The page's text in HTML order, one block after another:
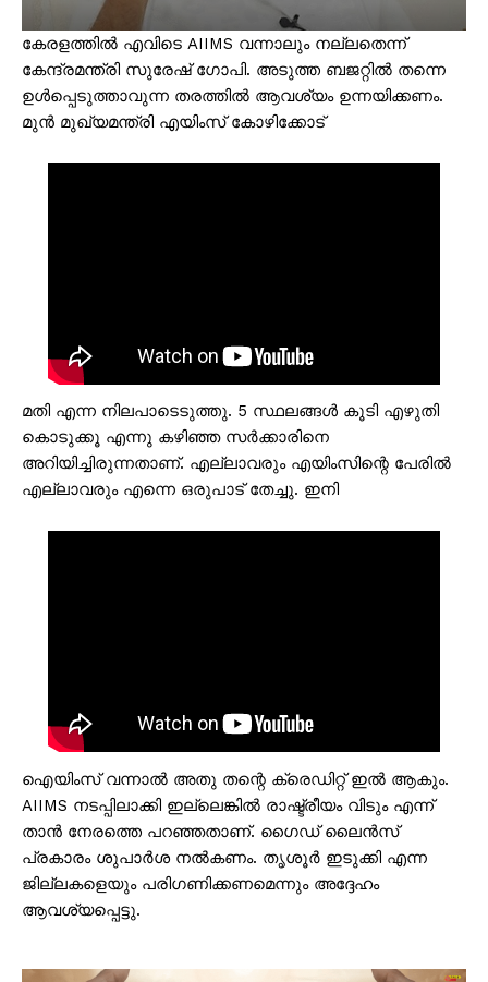
കേരളത്തിൽ എവിടെ AIIMS വന്നാലും നല്ലതെന്ന്
കേന്ദ്രമന്ത്രി സുരേഷ് ഗോപി. അടുത്ത ബജറ്റിൽ തന്നെ
ഉൾപ്പെടുത്താവുന്ന തരത്തിൽ ആവശ്യം ഉന്നയിക്കണം.
മുൻ മുഖ്യമന്ത്രി എയിംസ് കോഴിക്കോട്
മതി എന്ന നിലപാടെടുത്തു. 5 സ്ഥലങ്ങൾ കൂടി എഴുതി
കൊടുക്കൂ എന്നു കഴിഞ്ഞ സർക്കാരിനെ
അറിയിച്ചിരുന്നതാണ്. എല്ലാവരും എയിംസിന്റെ പേരിൽ
എല്ലാവരും എന്നെ ഒരുപാട് തേച്ചു. ഇനി
ഐയിംസ് വന്നാൽ അതു തന്റെ ക്രെഡിറ്റ്‌ ഇൽ ആകും.
AIIMS നടപ്പിലാക്കി ഇല്ലെങ്കിൽ രാഷ്ട്രീയം വിടും എന്ന്
താൻ നേരത്തെ പറഞ്ഞതാണ്. ഗൈഡ് ലൈൻസ്
പ്രകാരം ശുപാർശ നൽകണം. തൃശൂർ ഇടുക്കി എന്ന
ജില്ലകളെയും പരിഗണിക്കണമെന്നും അദ്ദേഹം
ആവശ്യപ്പെട്ടു.